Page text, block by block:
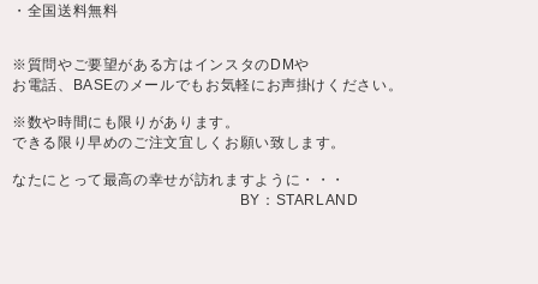
・全国送料無料
※質問やご要望がある方はインスタのDMや
お電話、BASEのメールでもお気軽にお声掛けください。
※数や時間にも限りがあります。
できる限り早めのご注文宜しくお願い致します。
なたにとって最高の幸せが訪れますように・・・
BY：STARLAND